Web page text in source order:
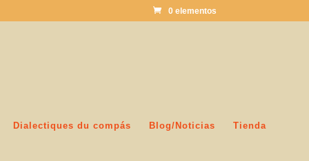
0 elementos
Dialectiques du compás Blog/Noticias Tienda